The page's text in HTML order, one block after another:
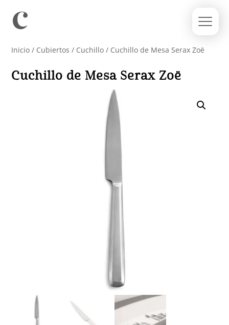
Inicio / Cubiertos / Cuchillo / Cuchillo de Mesa Serax Zoë
Cuchillo de Mesa Serax Zoë